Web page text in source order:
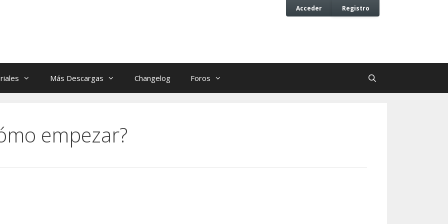
Acceder Registro
Más Descargas Changelog Foros
empezar?